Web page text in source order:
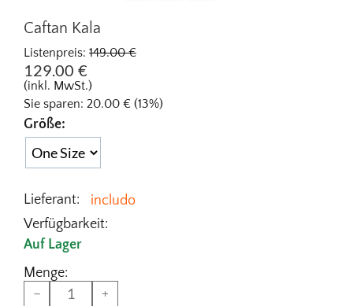
Caftan Kala
Listenpreis: 149.00 €
129.00 €
(inkl. MwSt.)
Sie sparen: 20.00 € (13%)
Größe:
Lieferant:
includo
Verfügbarkeit:
Auf Lager
Menge:
−
+